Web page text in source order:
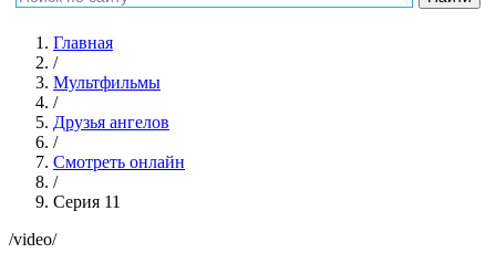
Главная
/
Мультфильмы
/
Друзья ангелов
/
Смотреть онлайн
/
Серия 11
/video/